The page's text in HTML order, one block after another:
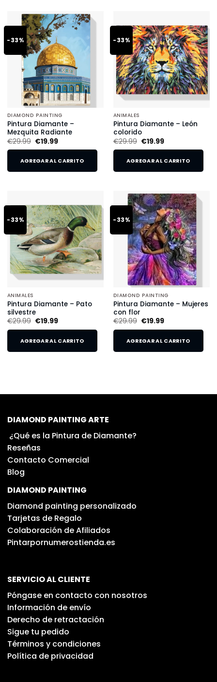
-33%
DIAMOND PAINTING
Pintura Diamante –
Mezquita Radiante
€29.99 €19.99
AGREGAR AL CARRITO
-33%
ANIMALES
Pintura Diamante – León
colorido
€29.99 €19.99
AGREGAR AL CARRITO
-33%
ANIMALES
Pintura Diamante – Pato
silvestre
€29.99 €19.99
AGREGAR AL CARRITO
-33%
DIAMOND PAINTING
Pintura Diamante – Mujeres
con flor
€29.99 €19.99
AGREGAR AL CARRITO
DIAMOND PAINTING ARTE
¿Qué es la Pintura de Diamante?
Reseñas
Contacto Comercial
Blog
DIAMOND PAINTING
Diamond painting personalizado
Tarjetas de Regalo
Colaboración de Afiliados
Pintarpornumerostienda.es
SERVICIO AL CLIENTE
Póngase en contacto con nosotros
Información de envío
Derecho de retractación
Sigue tu pedido
Términos y condiciones
Política de privacidad